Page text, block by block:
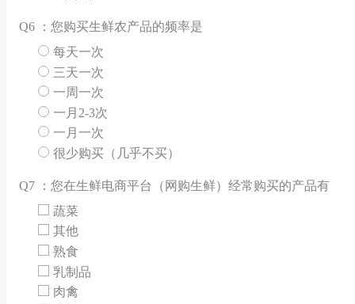
Q6 ：您购买生鲜农产品的频率是
每天一次
三天一次
一周一次
一月2-3次
一月一次
很少购买（几乎不买）
Q7 ：您在生鲜电商平台（网购生鲜）经常购买的产品有
蔬菜
其他
熟食
乳制品
肉禽